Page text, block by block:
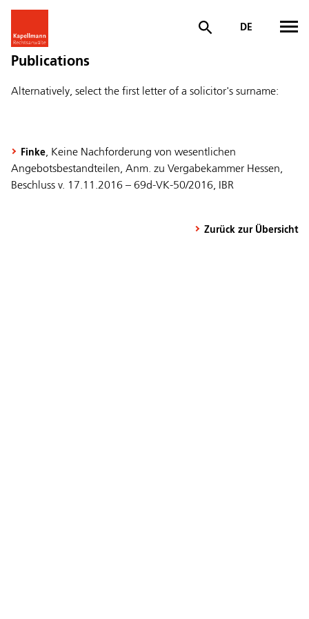
DE
Publications
Alternatively, select the first letter of a solicitor's surname:
Finke, Keine Nachforderung von wesentlichen
Angebotsbestandteilen, Anm. zu Vergabekammer Hessen,
Beschluss v. 17.11.2016 – 69d-VK-50/2016, IBR
Zurück zur Übersicht